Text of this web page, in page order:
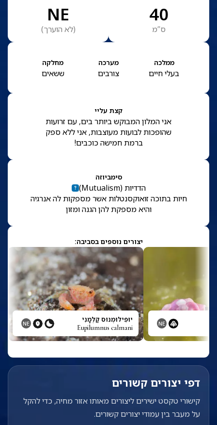
40
ס”מ
NE
(לא הוערך)
ממלכה
בעלי חיים
מערכה
צורבים
מחלקה
ששאים
קצת עליי
אני המלון המבוקש ביותר בים, עם זרועות
שהופכות לבועות מעוצבות, אני ללא ספק
ברמת חמישה כוכבים!
סימביוזה
הדדיות (
Mutualism
)
חיות בתוכה זואוקסנטלות אשר מספקות לה אנרגיה
והיא מספקת להן הגנה ומזון
יצורים נוספים בסביבה:
NE יוּפִילוּמְנוּס קַלְמָנִי
Eupilumnus calmani
NE
דפי יצורים קשורים
קישורי טקסט ישירים ליצורים מאותו אזור מחיה, כדי להקל
על מעבר בין עמודי יצורים קשורים.